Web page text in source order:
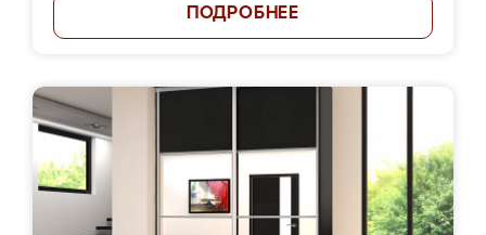
ПОДРОБНЕЕ